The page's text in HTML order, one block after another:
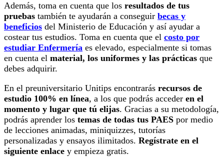
Además, toma en cuenta que los resultados de tus
pruebas también te ayudarán a conseguir becas y
beneficios del Ministerio de Educación y así ayudar a
costear tus estudios. Toma en cuenta que el costo por
estudiar Enfermería es elevado, especialmente si tomas
en cuenta el material, los uniformes y las prácticas que
debes adquirir.
En el preuniversitario Unitips encontrarás recursos de
estudio 100% en línea, a los que podrás acceder en el
momento y lugar que tú elijas. Gracias a su metodología,
podrás aprender los temas de todas tus PAES por medio
de lecciones animadas, miniquizzes, tutorías
personalizadas y ensayos ilimitados. Regístrate en el
siguiente enlace y empieza gratis.